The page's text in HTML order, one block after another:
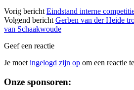
Vorig bericht Eindstand interne
Volgend bericht Gerben van der Heide
van Schaakwoude
Geef een reactie
Je moetingelogd zijn op om een reactie
Sidebar
Onze sponsoren: